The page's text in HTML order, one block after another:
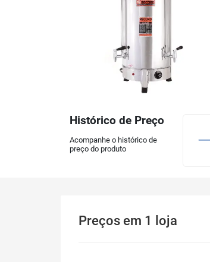
Histórico de Preço
Acompanhe o histórico de
preço do produto
Preços em 1 loja